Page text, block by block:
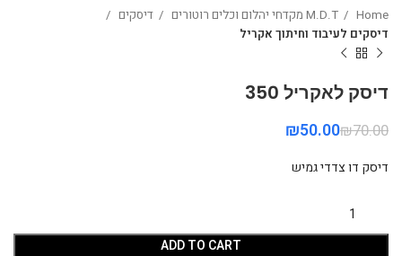
Home M.D.T מקדחי יהלום וכלים רוטורים
דיסקים
דיסקים לעיבוד וחיתוך אקריל
דיסק לאקריל 350
₪70.00
₪50.00
דיסק דו צדדי גמיש
ADD TO CART